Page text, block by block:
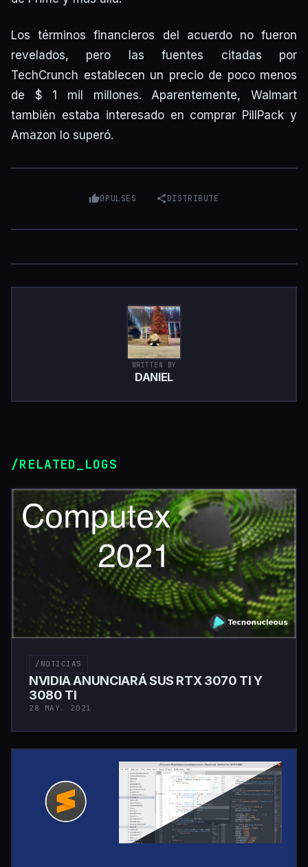
Los términos financieros del acuerdo no fueron
revelados, pero las fuentes citadas por
TechCrunch establecen un precio de poco menos
de $ 1 mil millones. Aparentemente, Walmart
también estaba interesado en comprar PillPack y
Amazon lo superó.
0PULSES DISTRIBUTE
WRITTEN BY
DANIEL
/RELATED_LOGS
/NOTICIAS
NVIDIA ANUNCIARÁ SUS RTX 3070 TI Y
3080 TI
28 MAY. 2021